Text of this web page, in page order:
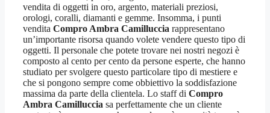
vendita di oggetti in oro, argento, materiali preziosi,
orologi, coralli, diamanti e gemme. Insomma, i punti
vendita Compro Ambra Camilluccia rappresentano
un’importante risorsa quando volete vendere questo tipo di
oggetti. Il personale che potete trovare nei nostri negozi è
composto al cento per cento da persone esperte, che hanno
studiato per svolgere questo particolare tipo di mestiere e
che si pongono sempre come obbiettivo la soddisfazione
massima da parte della clientela. Lo staff di Compro
Ambra Camilluccia sa perfettamente che un cliente